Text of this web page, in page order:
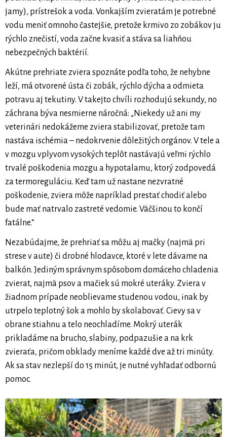
jamy), prístrešok a voda. Vonkajším zvieratám je potrebné
vodu meniť omnoho častejšie, pretože krmivo zo zobákov ju
rýchlo znečistí, voda začne kvasiť a stáva sa liahňou
nebezpečných baktérií.
Akútne prehriate zviera spoznáte podľa toho, že nehybne
leží, má otvorené ústa či zobák, rýchlo dýcha a odmieta
potravu aj tekutiny. V takejto chvíli rozhodujú sekundy, no
záchrana býva nesmierne náročná: „Niekedy už ani my
veterinári nedokážeme zviera stabilizovať, pretože tam
nastáva ischémia – nedokrvenie dôležitých orgánov. V tele a
v mozgu vplyvom vysokých teplôt nastávajú veľmi rýchlo
trvalé poškodenia mozgu a hypotalamu, ktorý zodpovedá
za termoreguláciu. Keď tam už nastane nezvratné
poškodenie, zviera môže napríklad prestať chodiť alebo
bude mať natrvalo zastreté vedomie. Väčšinou to končí
fatálne.“
Nezabúdajme, že prehriať sa môžu aj mačky (najmä pri
strese v aute) či drobné hlodavce, ktoré v lete dávame na
balkón. Jediným správnym spôsobom domáceho chladenia
zvierat, najmä psov a mačiek sú mokré uteráky. Zviera v
žiadnom prípade neoblievame studenou vodou, inak by
utrpelo teplotný šok a mohlo by skolabovať. Cievy sa v
obrane stiahnu a telo neochladíme. Mokrý uterák
prikladáme na brucho, slabiny, podpazušie a na krk
zvieraťa, pričom obklady meníme každé dve až tri minúty.
Ak sa stav nezlepší do 15 minút, je nutné vyhľadať odbornú
pomoc.